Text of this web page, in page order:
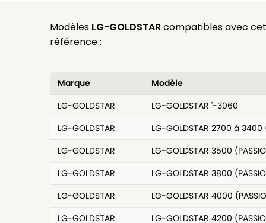
Modèles LG-GOLDSTARcompatibles avec
référence :
Marque
Modèle
LG-GOLDSTAR
LG-GOLDSTAR '-3060
LG-GOLDSTAR
LG-GOLDSTAR 2700 à 3400
LG-GOLDSTAR
LG-GOLDSTAR 3500
LG-GOLDSTAR
LG-GOLDSTAR 3800
LG-GOLDSTAR
LG-GOLDSTAR 4000
LG-GOLDSTAR
LG-GOLDSTAR 4200